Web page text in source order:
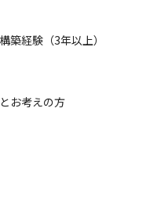
築経験（3年以上）
お考えの方